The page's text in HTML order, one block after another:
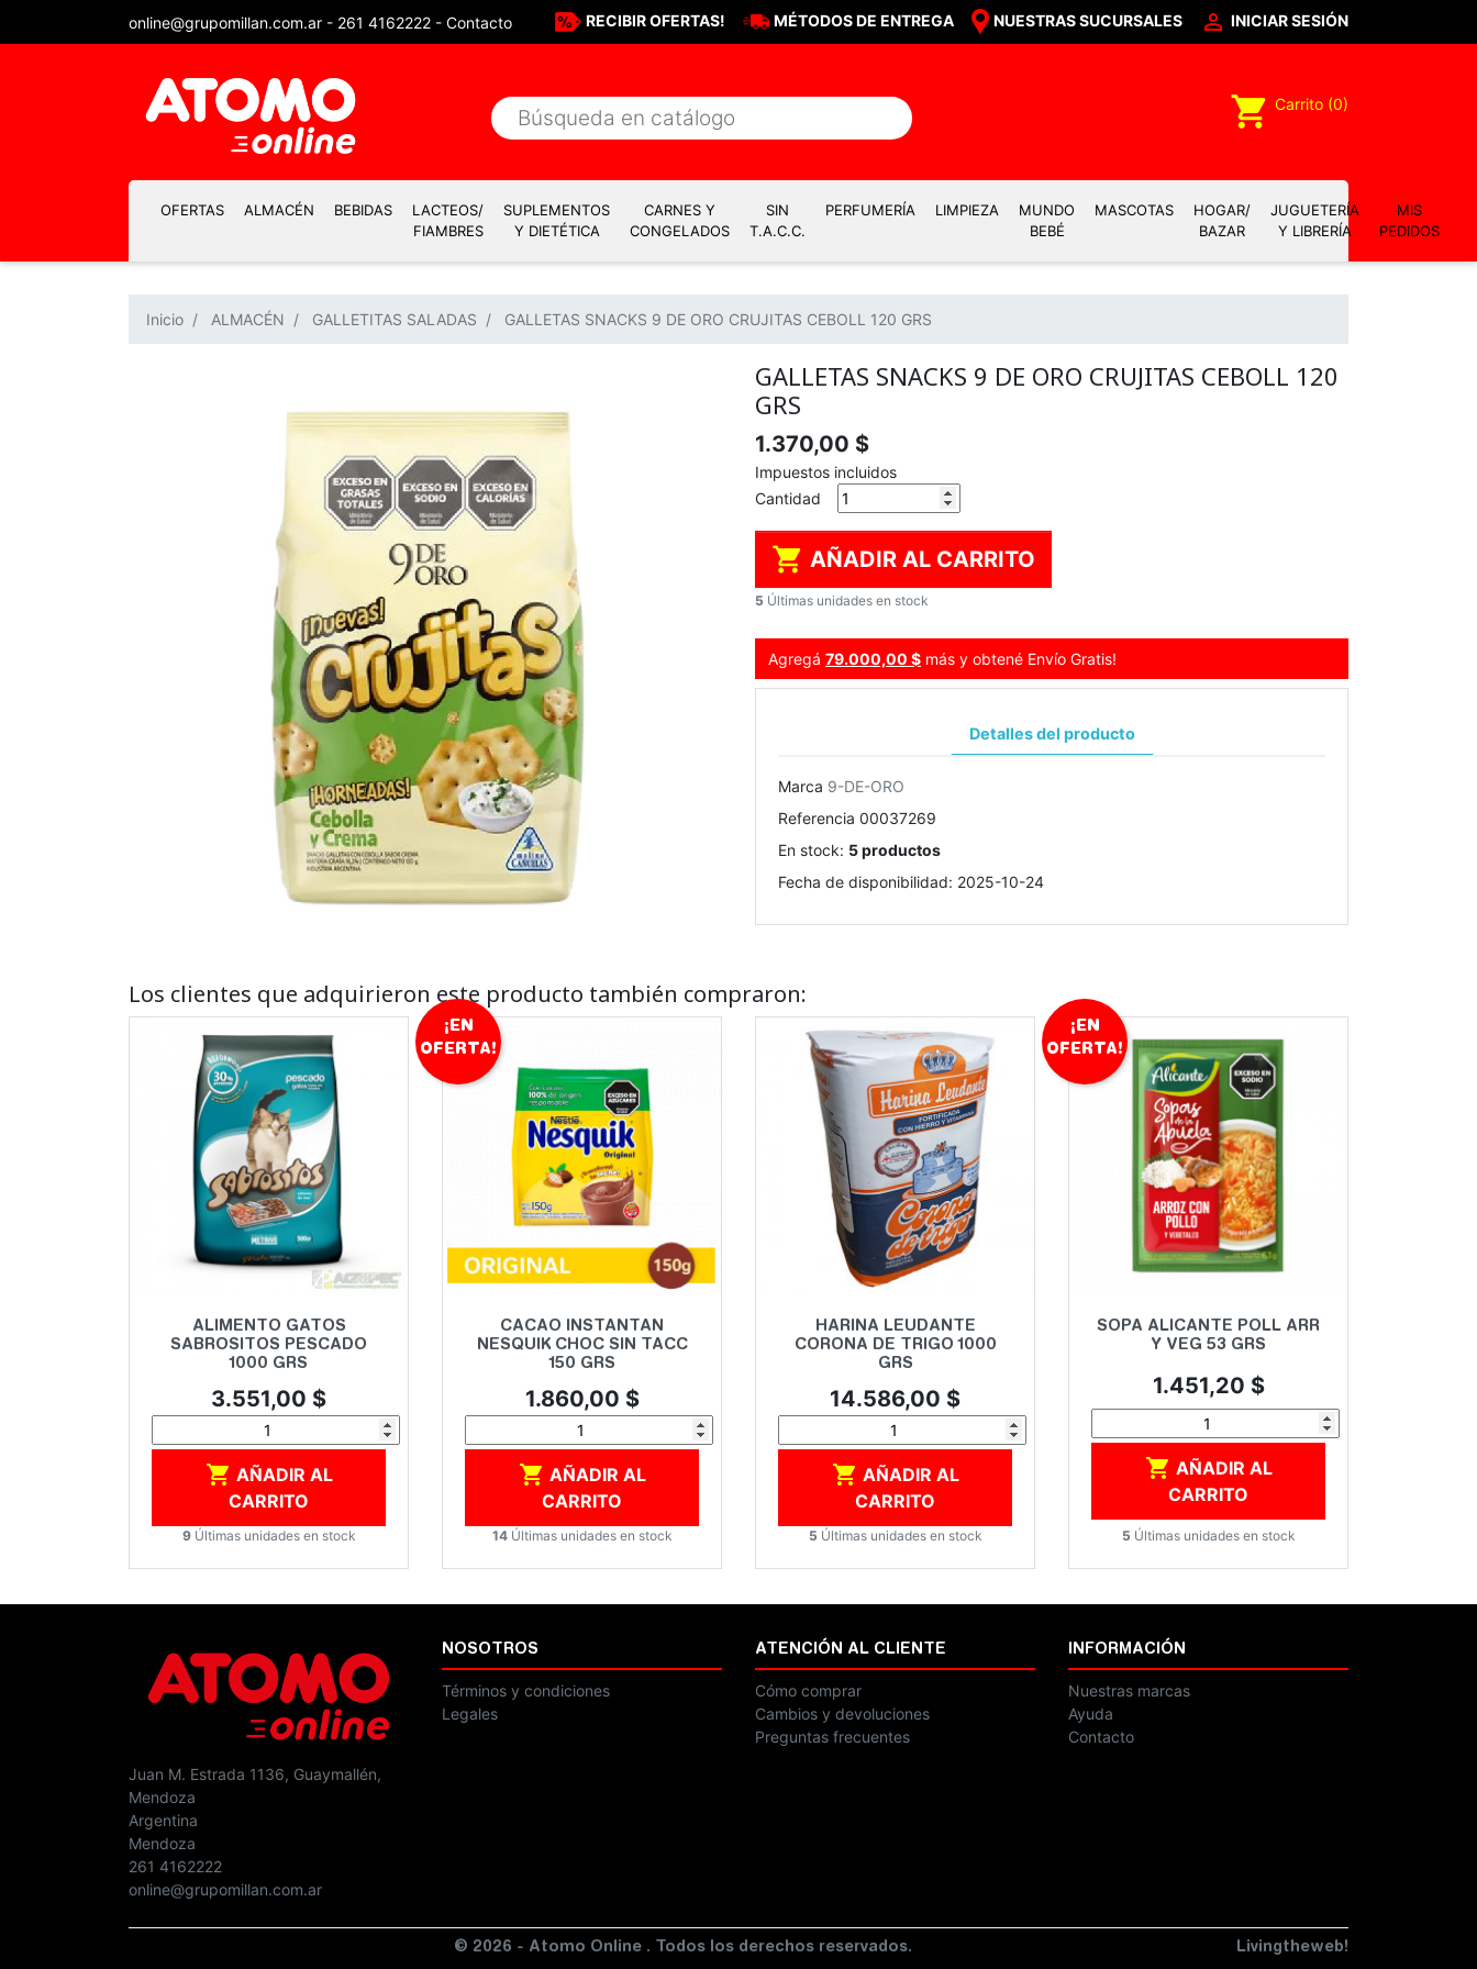
online@grupomillan.com.ar - 261 4162222 - Contacto RECIBIR OFERTAS! MÉTODOS DE ENTREGA NUESTRAS SUCURSALES  INICIAR SESIÓN
shopping_cart Carrito (0)
OFERTAS ALMACÉN BEBIDAS
LACTEOS/
FIAMBRES
SUPLEMENTOS
Y DIETÉTICA
CARNES Y
CONGELADOS
SIN
T.A.C.C.
PERFUMERÍA LIMPIEZA
MUNDO
BEBÉ
MASCOTAS
HOGAR/
BAZAR
JUGUETERÍA
Y LIBRERÍA
MIS
PEDIDOS
Inicio ALMACÉN GALLETITAS SALADAS GALLETAS SNACKS 9 DE ORO CRUJITAS CEBOLL 120 GRS
GALLETAS SNACKS 9 DE ORO CRUJITAS CEBOLL 120
GRS
1.370,00 $
Impuestos incluidos
Cantidad
 AÑADIR AL CARRITO
5 Últimas unidades en stock
Agregá 79.000,00 $ más y obtené Envío Gratis!
Detalles del producto
Marca 9-DE-ORO
Referencia 00037269
En stock: 5 productos
Fecha de disponibilidad: 2025-10-24
Los clientes que adquirieron este producto también compraron:
Vista rápida
ALIMENTO GATOS
SABROSITOS PESCADO
1000 GRS
Precio
3.551,00 $

CARRITO
9 Últimas unidades en stock
Vista rápida
CACAO INSTANTAN
NESQUIK CHOC SIN TACC
150 GRS
Precio
1.860,00 $

CARRITO
14 Últimas unidades en stock
¡EN
OFERTA!
Vista rápida
HARINA LEUDANTE
CORONA DE TRIGO 1000
GRS
Precio
14.586,00 $

CARRITO
5 Últimas unidades en stock
Vista rápida
SOPA ALICANTE POLL ARR
Y VEG 53 GRS
Precio
1.451,20 $

CARRITO
5 Últimas unidades en stock
¡EN
OFERTA!
Juan M. Estrada 1136, Guaymallén,
Mendoza
Argentina
Mendoza
261 4162222
online@grupomillan.com.ar
NOSOTROS
Términos y condiciones
Legales
ATENCIÓN AL CLIENTE
Cómo comprar
Cambios y devoluciones
Preguntas frecuentes
INFORMACIÓN
Nuestras marcas
Ayuda
Contacto
© 2026 - Atomo Online . Todos los derechos reservados. Livingtheweb!